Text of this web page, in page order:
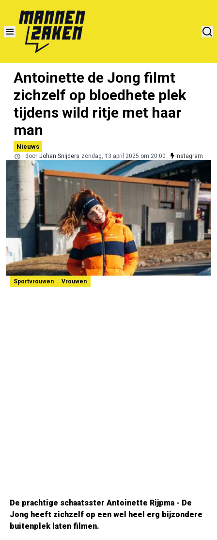
Antoinette de Jong filmt
zichzelf op bloedhete plek
tijdens wild ritje met haar
man
Nieuws
door Johan Snijders zondag, 13 april 2025 om 20:00 Instagram
Sportvrouwen Vrouwen
De prachtige schaatsster Antoinette Rijpma - De
Jong heeft zichzelf op een wel heel erg bijzondere
buitenplek laten filmen.